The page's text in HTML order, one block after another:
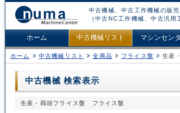
中古機械、中古工作機械の販
（中古NC工作機械、中古汎
ホーム 中古機械リスト マシンセン
ホーム 中古機械リスト 全商品 フライス盤 生産
中古機械 検索表示
生産・両頭フライス盤 フライス盤